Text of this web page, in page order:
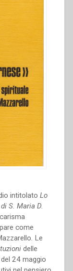
intitolato Lo
S. Maria D.
come
Le
delle
24 maggio